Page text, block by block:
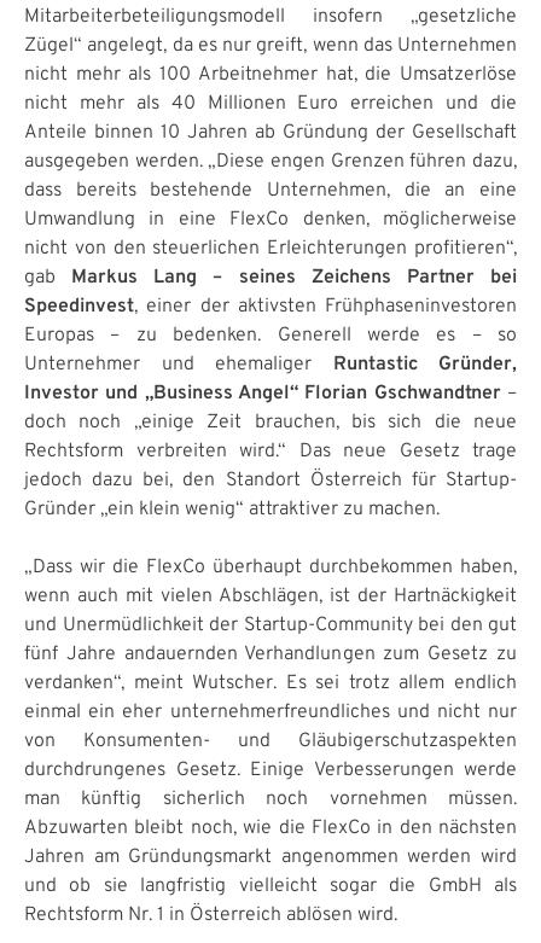
Mitarbeiterbeteiligungsmodell insofern „gesetzliche
Zügel“ angelegt, da es nur greift, wenn das Unternehmen
nicht mehr als 100 Arbeitnehmer hat, die Umsatzerlöse
nicht mehr als 40 Millionen Euro erreichen und die
Anteile binnen 10 Jahren ab Gründung der Gesellschaft
ausgegeben werden. „Diese engen Grenzen führen dazu,
dass bereits bestehende Unternehmen, die an eine
Umwandlung in eine FlexCo denken, möglicherweise
nicht von den steuerlichen Erleichterungen profitieren“,
gab Markus Lang – seines Zeichens Partner bei
Speedinvest, einer der aktivsten Frühphaseninvestoren
Europas – zu bedenken. Generell werde es – so
Unternehmer und ehemaliger Runtastic Gründer,
Investor und „Business Angel“ Florian Gschwandtner–
doch noch „einige Zeit brauchen, bis sich die neue
Rechtsform verbreiten wird.“ Das neue Gesetz trage
jedoch dazu bei, den Standort Österreich für Startup-
Gründer „ein klein wenig“ attraktiver zu machen.
„Dass wir die FlexCo überhaupt durchbekommen haben,
wenn auch mit vielen Abschlägen, ist der Hartnäckigkeit
und Unermüdlichkeit der Startup-Community bei den gut
fünf Jahre andauernden Verhandlungen zum Gesetz zu
verdanken“, meint Wutscher. Es sei trotz allem endlich
einmal ein eher unternehmerfreundliches und nicht nur
von Konsumenten- und Gläubigerschutzaspekten
durchdrungenes Gesetz. Einige Verbesserungen werde
man künftig sicherlich noch vornehmen müssen.
Abzuwarten bleibt noch, wie die FlexCo in den nächsten
Jahren am Gründungsmarkt angenommen werden wird
und ob sie langfristig vielleicht sogar die GmbH als
Rechtsform Nr. 1 in Österreich ablösen wird.